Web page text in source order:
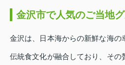
金沢市で人気のご当地
金沢は、日本海からの新鮮な海の
伝統食文化が融合しており、その